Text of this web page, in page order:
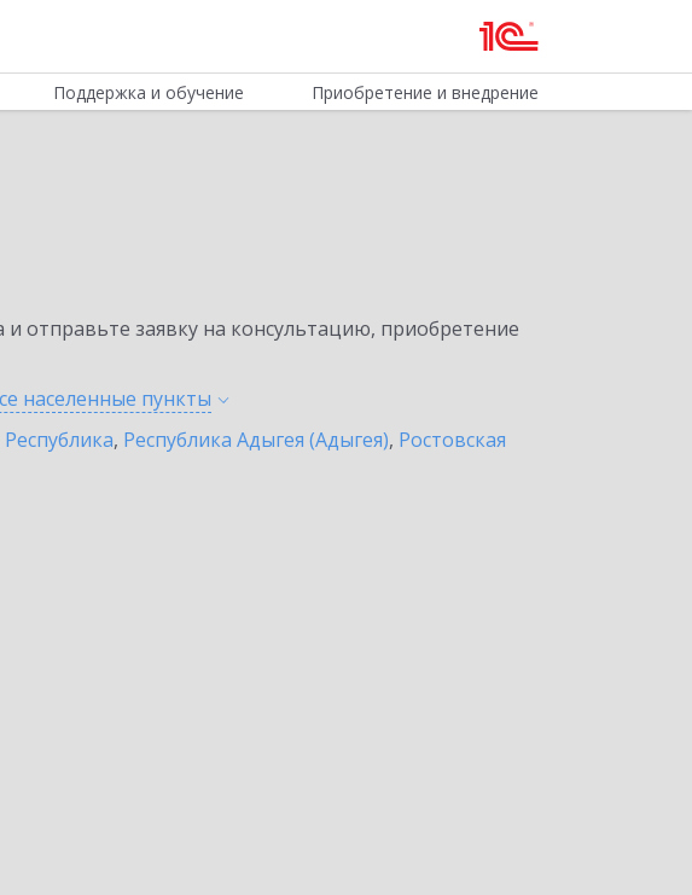
Поддержка и обучение Приобретение и внедрение
отправьте заявку на консультацию, приобретение
населенные пункты
, Республика Адыгея (Адыгея), Ростовская